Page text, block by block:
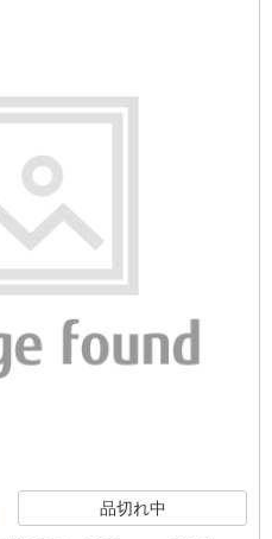
品切れ中